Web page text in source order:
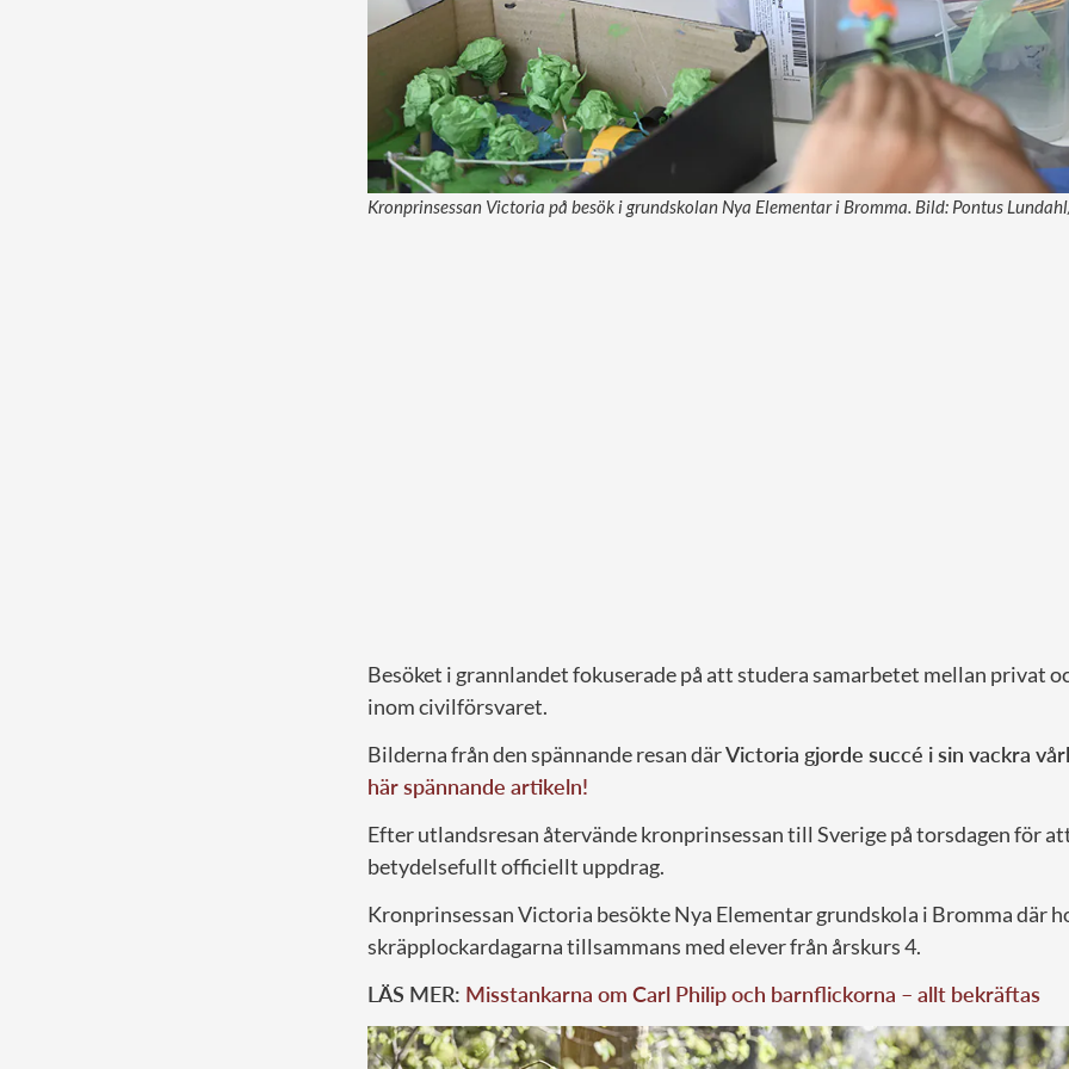
Kronprinsessan Victoria på besök i grundskolan Nya Elementar i Bromma. Bild: Pontus
Besöket i grannlandet fokuserade på att studera samarbetet mellan privat
inom civilförsvaret.
Bilderna från den spännande resan därVictoria gjorde succé i sin vackra
här spännande artikeln!
Efter utlandsresan återvände kronprinsessan till Sverige på torsdagen för
betydelsefullt officiellt uppdrag.
Kronprinsessan Victoria besökte Nya Elementar grundskola i Bromma där
skräpplockardagarna tillsammans med elever från årskurs 4.
LÄS MER: Misstankarna om Carl Philip och barnflickorna – allt bekräftas